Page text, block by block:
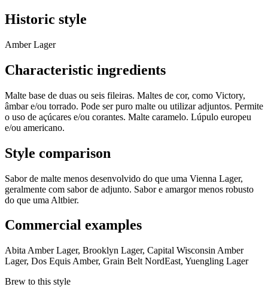
Historic style
Amber Lager
Characteristic ingredients
Malte base de duas ou seis fileiras. Maltes de cor, como Victory,
âmbar e/ou torrado. Pode ser puro malte ou utilizar adjuntos. Permite
o uso de açúcares e/ou corantes. Malte caramelo. Lúpulo europeu
e/ou americano.
Style comparison
Sabor de malte menos desenvolvido do que uma Vienna Lager,
geralmente com sabor de adjunto. Sabor e amargor menos robusto
do que uma Altbier.
Commercial examples
Abita Amber Lager, Brooklyn Lager, Capital Wisconsin Amber
Lager, Dos Equis Amber, Grain Belt NordEast, Yuengling Lager
Brew to this style